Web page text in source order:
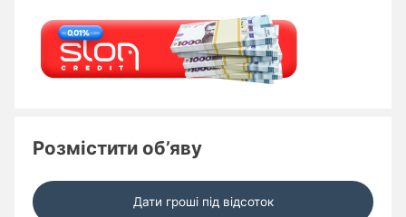
Розмістити об’яву
Дати гроші під відсоток